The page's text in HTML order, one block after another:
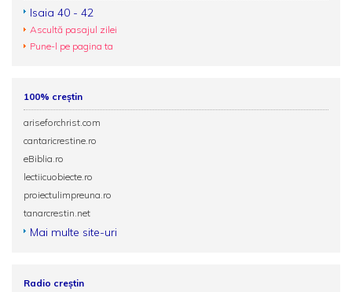
Isaia 40 - 42
Ascultă pasajul zilei
Pune-l pe pagina ta
100% creștin
ariseforchrist.com
cantaricrestine.ro
eBiblia.ro
lectiicuobiecte.ro
proiectulimpreuna.ro
tanarcrestin.net
Mai multe site-uri
Radio creștin